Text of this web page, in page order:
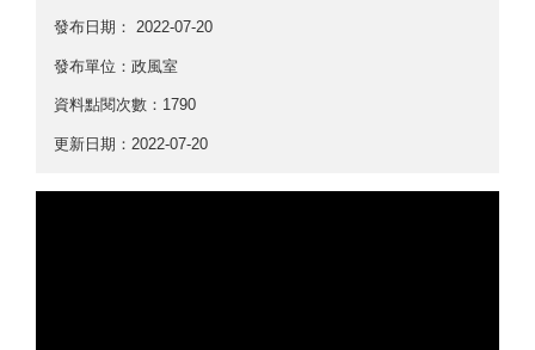
發布日期： 2022-07-20
發布單位：政風室
資料點閱次數：1790
更新日期：2022-07-20